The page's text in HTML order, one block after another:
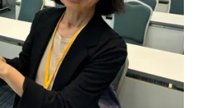
、分水的總汴頭和百年水車，
經理張伊貝說，「水」是南埔
她經常帶著遊客進行深度觀光
可能因鄰近村落的大型開發案